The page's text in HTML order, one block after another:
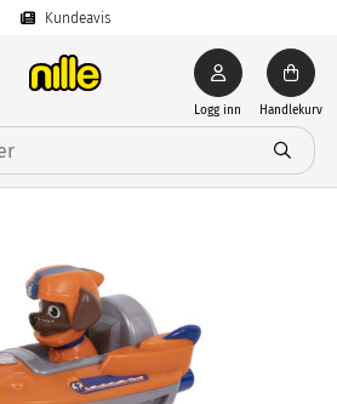
Kundeavis
Logg inn Handlekurv